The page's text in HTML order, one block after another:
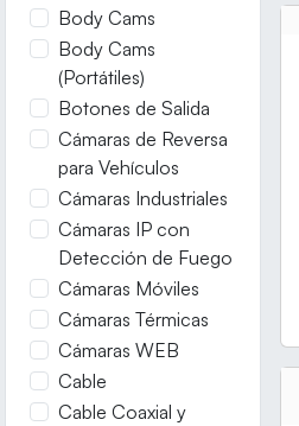
Body Cams
Body Cams
(Portátiles)
Botones de Salida
Cámaras de Reversa
para Vehículos
Cámaras Industriales
Cámaras IP con
Detección de Fuego
Cámaras Móviles
Cámaras Térmicas
Cámaras WEB
Cable
Cable Coaxial y